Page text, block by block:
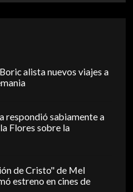
alista nuevos viajes a
respondió sabiamente a
Flores sobre la
de Cristo" de Mel
estreno en cines de